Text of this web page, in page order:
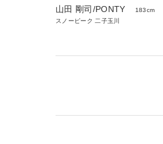
山田 剛司/PONTY
183cm
スノーピーク 二子玉川